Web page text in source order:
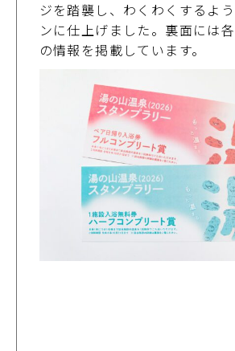
ジを踏襲し、わくわくするよ
ンに仕上げました。裏面には
の情報を掲載しています。